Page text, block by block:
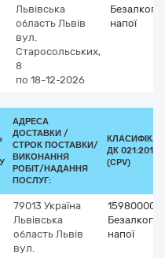
Львівська
область Львів
вул.
Старосольських,
8
по 18-12-2026
напої
АДРЕСА
ДОСТАВКИ /
СТРОК ПОСТАВКИ/
ВИКОНАННЯ
РОБІТ/НАДАННЯ
ПОСЛУГ:
ДК 021:2015
(CPV)
79013 Україна
Львівська
область Львів
вул.
15980000-1
напої